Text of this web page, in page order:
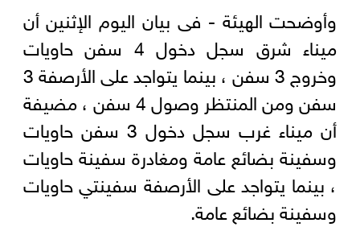
وأوضحت الهيئة - فى بيان اليوم الإثنين أن
ميناء شرق سجل دخول 4 سفن حاويات
وخروج 3 سفن ، بينما يتواجد على الأرصفة 3
سفن ومن المنتظر وصول 4 سفن ، مضيفة
أن ميناء غرب سجل دخول 3 سفن حاويات
وسفينة بضائع عامة ومغادرة سفينة حاويات
، بينما يتواجد على الأرصفة سفينتي حاويات
وسفينة بضائع عامة.